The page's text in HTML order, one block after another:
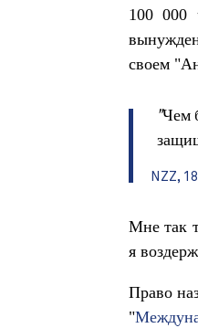
100 000
своем
"Чем
NZZ,
Мне так
я
Право
"